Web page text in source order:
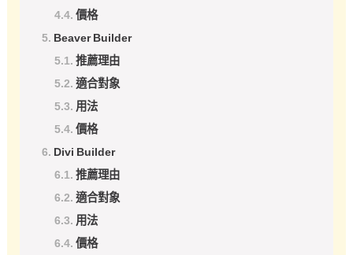
價格
Beaver Builder
推薦理由
適合對象
用法
價格
Divi Builder
推薦理由
適合對象
用法
價格